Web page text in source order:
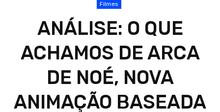
Filmes
ANÁLISE: O QUE
ACHAMOS DE ARCA
DE NOÉ, NOVA
ANIMAÇÃO BASEADA